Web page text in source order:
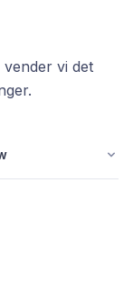
vi det